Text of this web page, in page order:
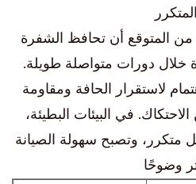
من المتوقع أن تحافظ الشفرة
دورات متواصلة طويلة.
لاستقرار الحافة ومقاومة
في البيئات البطيئة،
وتصبح سهولة الصيانة